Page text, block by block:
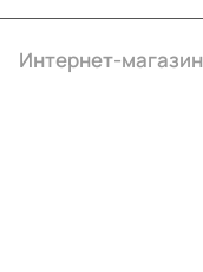
Интернет-магазин